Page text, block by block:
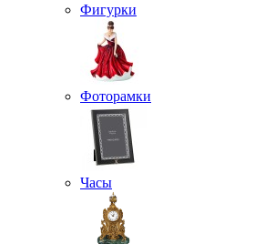
Фигурки
Фоторамки
Часы